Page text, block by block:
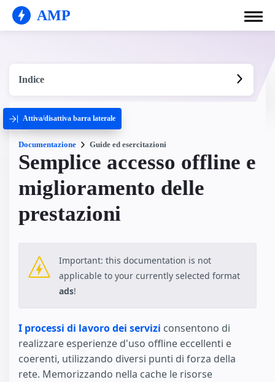
AMP
Indice
Attiva/disattiva barra laterale
Documentazione Guide ed esercitazioni
Semplice accesso offline e
miglioramento delle
prestazioni
Important: this documentation is not
applicable to your currently selected format
ads!
I processi di lavoro dei servizi consentono di
realizzare esperienze d'uso offline eccellenti e
coerenti, utilizzando diversi punti di forza della
rete. Memorizzando nella cache le risorse